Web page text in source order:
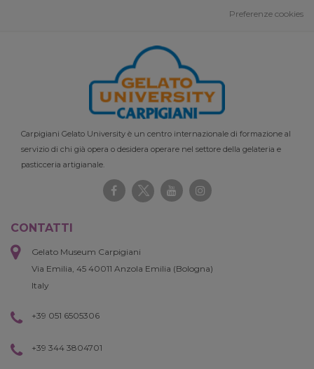
Preferenze cookies
Carpigiani Gelato University è un centro internazionale di formazione al
servizio di chi già opera o desidera operare nel settore della gelateria e
pasticceria artigianale.
CONTATTI
Gelato Museum Carpigiani
Via Emilia, 45 40011 Anzola Emilia (Bologna)
Italy
+39 051 6505306
+39 344 3804701